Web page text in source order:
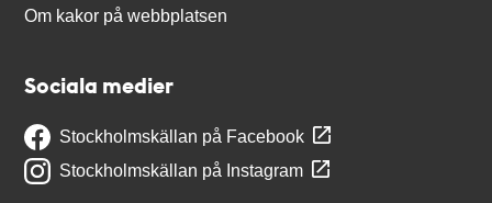
Om kakor på webbplatsen
Sociala medier
Stockholmskällan på Facebook
Stockholmskällan på Instagram